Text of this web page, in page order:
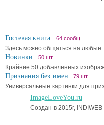
Гостевая книга 64 сообщ.
Здесь можно общаться на любые
Новинки 50 шт.
Крайние 50 добавленных
Признания без имен 79 шт.
Универсальные картинки для
ImageLoveYou.ru
Создан в 2015г, INDIWEB